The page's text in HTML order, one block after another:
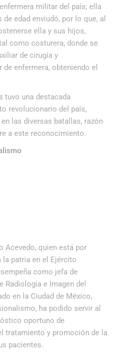
militar del país; ella
edad enviudó, por lo que, al
ella y sus hijos,
como costurera, donde se
de cirugía y
enfermera, obteniendo el
tuvo una destacada
revolucionario del país,
las diversas batallas, razón
a este reconocimiento.
Acevedo, quien está por
patria en el Ejército
como jefa de
Radiología e Imagen del
en la Ciudad de México,
ha podido servir al
oportuno de
tratamiento y promoción de la
pacientes.